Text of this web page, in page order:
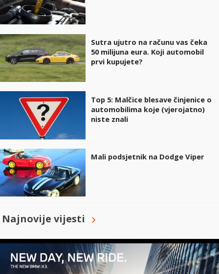
Sutra ujutro na računu vas čeka
50 milijuna eura. Koji automobil
prvi kupujete?
Top 5: Malčice blesave činjenice o
automobilima koje (vjerojatno)
niste znali
Mali podsjetnik na Dodge Viper
Najnovije vijesti